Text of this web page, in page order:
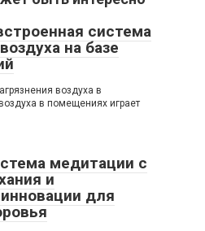
система
на базе
воздуха в
в помещениях играет
медитации с
и
для